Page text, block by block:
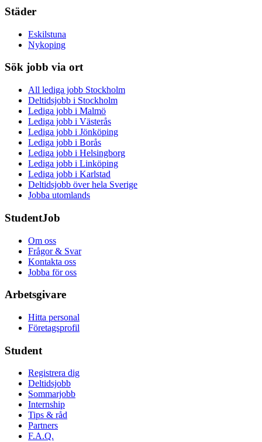
Städer
Eskilstuna
Nykoping
Sök jobb via ort
All lediga jobb Stockholm
Deltidsjobb i Stockholm
Lediga jobb i Malmö
Lediga jobb i Västerås
Lediga jobb i Jönköping
Lediga jobb i Borås
Lediga jobb i Helsingborg
Lediga jobb i Linköping
Lediga jobb i Karlstad
Deltidsjobb över hela Sverige
Jobba utomlands
StudentJob
Om oss
Frågor & Svar
Kontakta oss
Jobba för oss
Arbetsgivare
Hitta personal
Företagsprofil
Student
Registrera dig
Deltidsjobb
Sommarjobb
Internship
Tips & råd
Partners
F.A.Q.